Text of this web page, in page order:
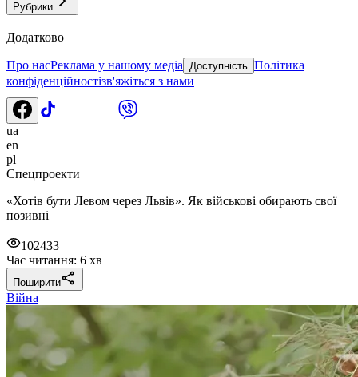
Рубрики
Додатково
Про насРеклама у нашому медіа Доступність Політика
конфіденційностізв'яжіться з нами
ua
en
pl
Спецпроекти
«Хотів бути Левом через Львів». Як військові обирають свої
позивні
102433
Час читання: 6 хв
Поширити
Війна